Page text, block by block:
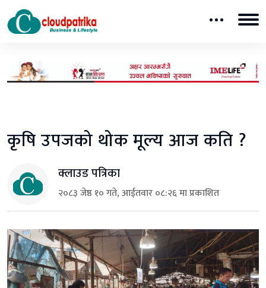
कृषि उपजको थोक मूल्य आज कति ?
क्लाउड पत्रिका
२०८३ जेष्ठ १० गते, आईतवार ०८:२६ मा प्रकाशित